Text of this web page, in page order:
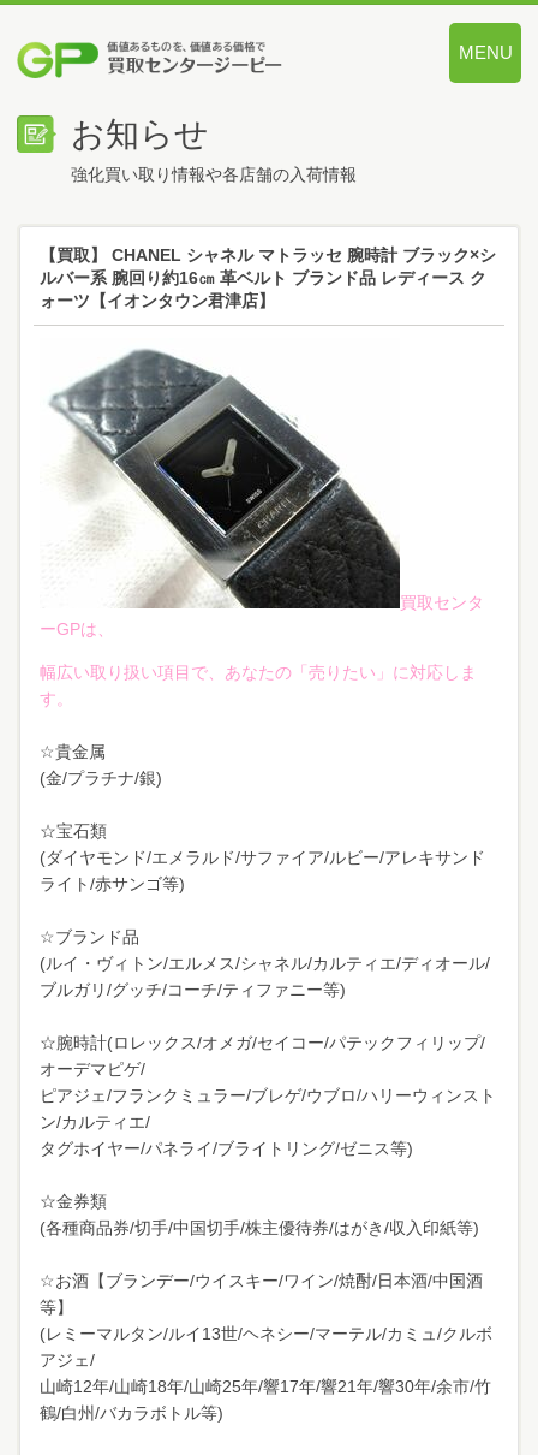
MENU
お知らせ
強化買い取り情報や各店舗の入荷情報
【買取】 CHANEL シャネル マトラッセ 腕時計 ブラック×シ
ルバー系 腕回り約16㎝ 革ベルト ブランド品 レディース ク
ォーツ【イオンタウン君津店】
買取センタ
ーGPは、
幅広い取り扱い項目で、あなたの「売りたい」に対応しま
す。
☆貴金属
(金/プラチナ/銀)
☆宝石類
(ダイヤモンド/エメラルド/サファイア/ルビー/アレキサンド
ライト/赤サンゴ等)
☆ブランド品
(ルイ・ヴィトン/エルメス/シャネル/カルティエ/ディオール/
ブルガリ/グッチ/コーチ/ティファニー等)
☆腕時計(ロレックス/オメガ/セイコー/パテックフィリップ/
オーデマピゲ/
ピアジェ/フランクミュラー/ブレゲ/ウブロ/ハリーウィンスト
ン/カルティエ/
タグホイヤー/パネライ/ブライトリング/ゼニス等)
☆金券類
(各種商品券/切手/中国切手/株主優待券/はがき/収入印紙等)
☆お酒【ブランデー/ウイスキー/ワイン/焼酎/日本酒/中国酒
等】
(レミーマルタン/ルイ13世/ヘネシー/マーテル/カミュ/クルボ
アジェ/
山崎12年/山崎18年/山崎25年/響17年/響21年/響30年/余市/竹
鶴/白州/バカラボトル等)